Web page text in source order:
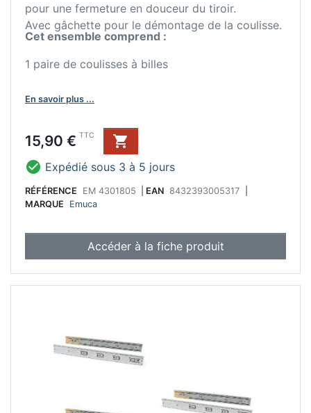
pour une fermeture en douceur du tiroir.
Avec gâchette pour le démontage de la coulisse.
Cet ensemble comprend :
1 paire de coulisses à billes
En savoir plus ...
Prix
15,90 € TTC

 Expédié sous 3 à 5 jours
RÉFÉRENCE EM 4301805 EAN 8432393005317
MARQUE
Emuca
Accéder à la fiche produit